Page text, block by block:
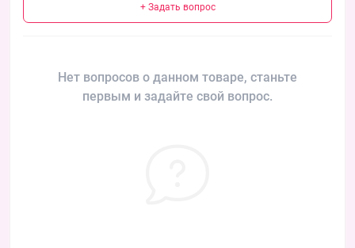
+ Задать вопрос
Нет вопросов о данном товаре, станьте
первым и задайте свой вопрос.